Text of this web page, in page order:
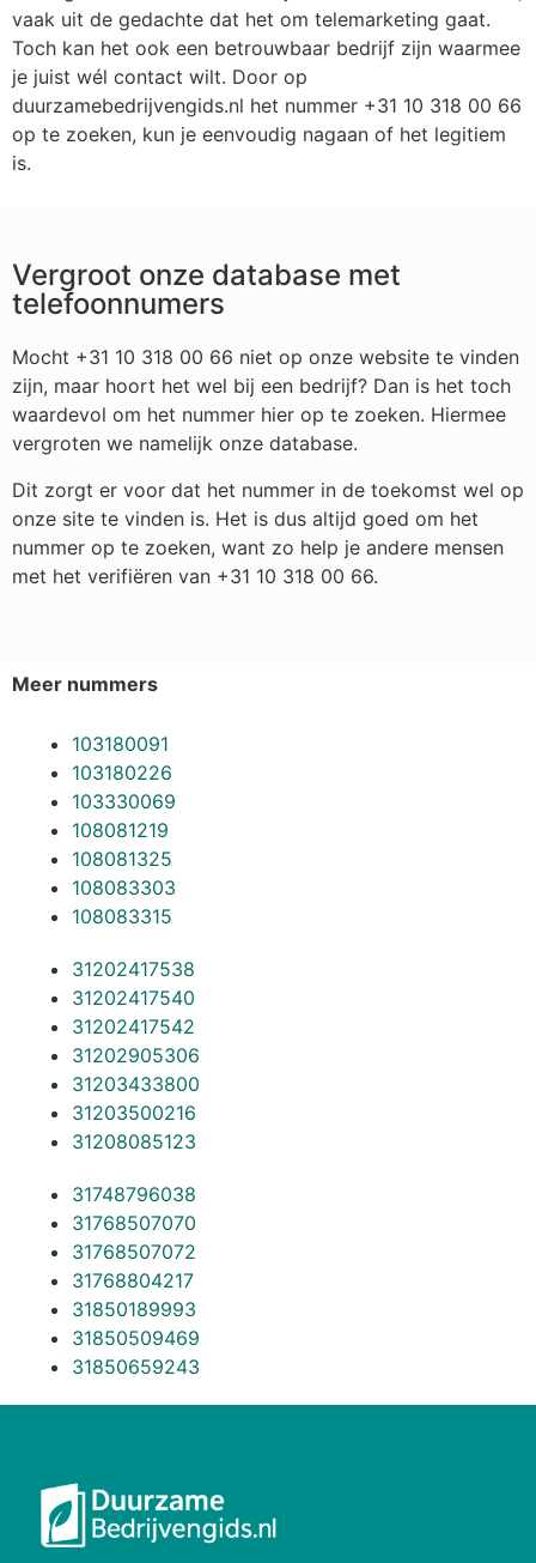
vaak uit de gedachte dat het om telemarketing gaat.
Toch kan het ook een betrouwbaar bedrijf zijn waarmee
je juist wél contact wilt. Door op
duurzamebedrijvengids.nl het nummer +31 10 318 00 66
op te zoeken, kun je eenvoudig nagaan of het legitiem
is.
Vergroot onze database met
telefoonnumers
Mocht +31 10 318 00 66 niet op onze website te vinden
zijn, maar hoort het wel bij een bedrijf? Dan is het toch
waardevol om het nummer hier op te zoeken. Hiermee
vergroten we namelijk onze database.
Dit zorgt er voor dat het nummer in de toekomst wel op
onze site te vinden is. Het is dus altijd goed om het
nummer op te zoeken, want zo help je andere mensen
met het verifiëren van +31 10 318 00 66.
Meer nummers
103180091
103180226
103330069
108081219
108081325
108083303
108083315
31202417538
31202417540
31202417542
31202905306
31203433800
31203500216
31208085123
31748796038
31768507070
31768507072
31768804217
31850189993
31850509469
31850659243